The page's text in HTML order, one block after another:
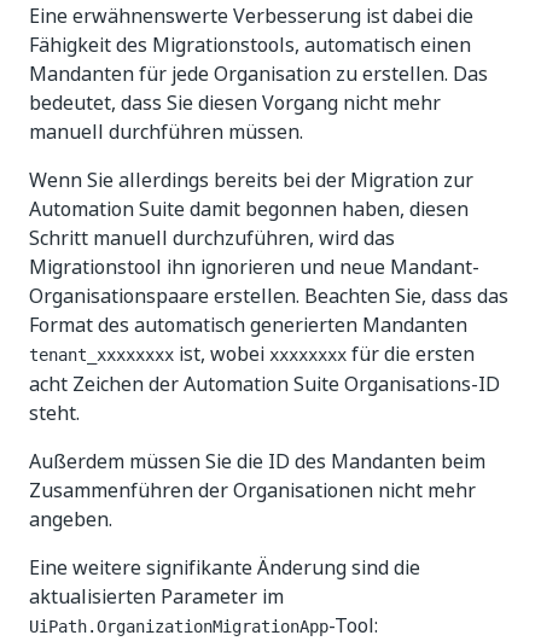
Eine erwähnenswerte Verbesserung ist dabei die
Fähigkeit des Migrationstools, automatisch einen
Mandanten für jede Organisation zu erstellen. Das
bedeutet, dass Sie diesen Vorgang nicht mehr
manuell durchführen müssen.
Wenn Sie allerdings bereits bei der Migration zur
Automation Suite damit begonnen haben, diesen
Schritt manuell durchzuführen, wird das
Migrationstool ihn ignorieren und neue Mandant-
Organisationspaare erstellen. Beachten Sie, dass das
Format des automatisch generierten Mandanten
tenant_xxxxxxxx ist, wobei xxxxxxxx für die ersten
acht Zeichen der Automation Suite Organisations-ID
steht.
Außerdem müssen Sie die ID des Mandanten beim
Zusammenführen der Organisationen nicht mehr
angeben.
Eine weitere signifikante Änderung sind die
aktualisierten Parameter im
UiPath.OrganizationMigrationApp-Tool: